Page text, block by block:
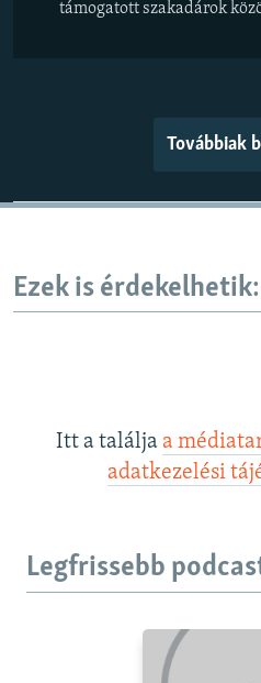
támogatott szakadárok
Továbbiak
Ezek is érdekelhetik:
Itt a találja a
adatkezelési
Legfrissebb